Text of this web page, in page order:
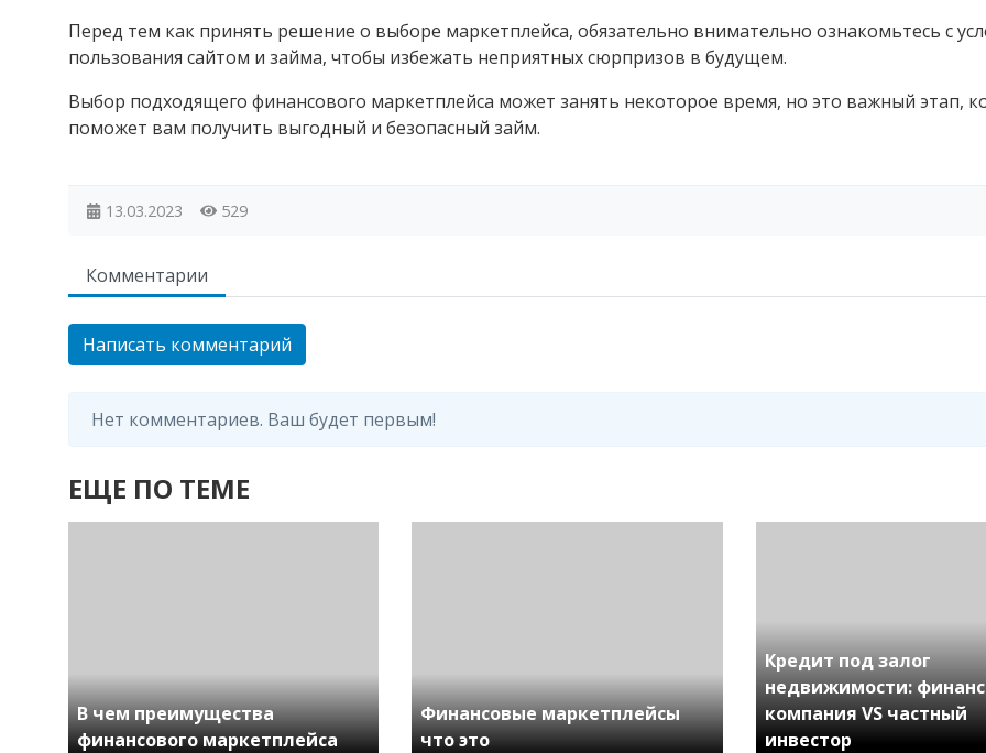
Перед тем как принять решение о выборе маркетплейса, обязательно внимательно ознакомьтесь с
пользования сайтом и займа, чтобы избежать неприятных сюрпризов в будущем.
Выбор подходящего финансового маркетплейса может занять некоторое время, но это важный этап,
поможет вам получить выгодный и безопасный займ.
13.03.2023 529
Комментарии
Написать комментарий
Нет комментариев. Ваш будет первым!
ЕЩЕ ПО ТЕМЕ
В чем преимущества
финансового маркетплейса
Финансовые маркетплейсы
что это
Кредит под залог
недвижимости:
компания VS частный
инвестор